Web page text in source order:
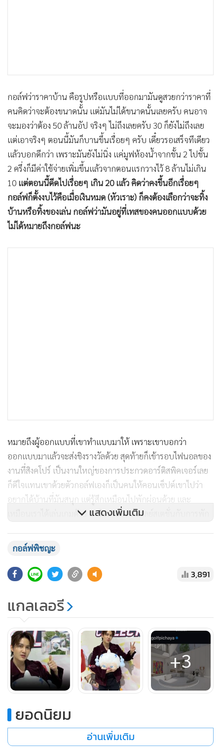
กอล์ฟว่าราคาบ้าน คือรูปหรือแบบที่ออกมามันดูสวยกว่าราคาที่
คนคิดว่าจะต้องขนาดนั้น แต่มันไม่ได้ขนาดนั้นเลยครับ คนอาจ
จะมองว่าต้อง 50 ล้านอัป จริงๆ ไม่ถึงเลยครับ 30 ก็ยังไม่ถึงเลย
แต่เอาจริงๆ ตอนนี้มันก็บานขึ้นเรื่อยๆ ครับ เดี๋ยวรอเสร็จทีเดียว
แล้วบอกดีกว่า เพราะมันยังไม่นิ่ง แค่มูฟห้องน้ำจากชั้น 2 ไปชั้น
2 ครึ่งก็มีค่าใช้จ่ายเพิ่มขึ้นแล้วจากตอนแรกวางไว้ 8 ล้านไม่เกิน
10 แต่ตอนนี้ดีดไปเรื่อยๆ เกิน 20 แล้ว คิดว่าคงขึ้นอีกเรื่อยๆ
กอล์ฟก็ตั้งงบไว้คือเมื่อเงินหมด (หัวเราะ) ก็คงต้องเลือกว่าจะทิ้ง
บ้านหรือทิ้งของเล่น กอล์ฟว่ามันอยู่ที่เทสของคนออกแบบด้วย
ไม่ได้หมายถึงกอล์ฟนะ
หมายถึงผู้ออกแบบที่เขาทำแบบมาให้ เพราะเขาบอกว่า
ออกแบบมาแล้วจะส่งชิงรางวัลด้วย สุดท้ายก็เข้ารอบไฟนอลของ
งานที่สิงคโปร์ เป็นงานใหญ่ของการประกวดอาร์ติสพิคเจอร์เลย
ก็ดีใจแทนเขาด้วยตัวกอล์ฟเองก็เป็นคนให้คอนเซ็ปต์เขาไปว่า
อยากได้บ้านที่มันสนุก แต่รู้สึกเหมือนไปพักผ่อนด้วย และ
เหมือนเราได้เล่นเกมด้วย เหมือนเอาเกมเพลย์สเตชั่นกับการพัก
อย่าเลยครับ ผมว่าไม่ได้ใช้งานจริง เขาก็เลยเปลี่ยนจากสไลเดอร์
มาเป็นบันไดที่เหมือนสไลเดอร์ แต่เป็นบันไดวนรอบบ้านแทน ซึ่ง
จะได้ใช้งานจริงมากกว่า”
บอกตอนนี้อยากเข้าอยู่แล้ว เพราะแค่ได้ดูแบบและเข้าตรวจ
บ้านก็ชอบมากๆ
“ตอนที่ทำบ้านแรกๆ กอล์ฟยังกังวลว่ามันจะใช่อะไรที่เราชอบ
ไหม แต่มารู้ความรู้สึกนั้นเมื่อผู้ออกแบบส่งแบบมาครั้งแรก
เรามีความคิดในหัวว่าอยากให้บ้านเสร็จแล้ว นั่นคือความรู้สึกว่า
เราชอบมันมากและเฝ้ารอว่าเมื่อไหร่จะได้เข้าอยู่อยู่กับมันแล้ว
แปลว่าเราชอบมันจริงๆ
เข้าดูได้นะครับ แต่เก็บเงินนะครับ ตอนเดินทางก็จะคลุมหัวและ
แสดงเพิ่มเติม
กอล์ฟพิชญะ
3,891
แกลเลอรี
+3
ยอดนิยม
อ่านเพิ่มเติม